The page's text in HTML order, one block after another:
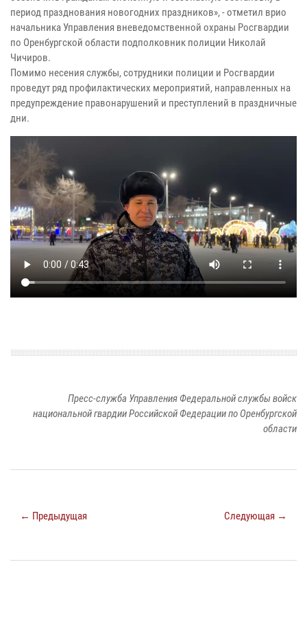
период празднования новогодних праздников», - отметил врио
начальника Управления вневедомственной охраны Росгвардии
по Оренбургской области подполковник полиции Николай
Чичиров.
Помимо несения службы, сотрудники полиции и Росгвардии
проведут ряд профилактических мероприятий, направленных на
предупреждение правонарушений и преступлений в праздничные
дни.
Пресс-служба Управления Федеральной службы войск
национальной гвардии Российской Федерации по Оренбургской
области
← Предыдущая Следующая →